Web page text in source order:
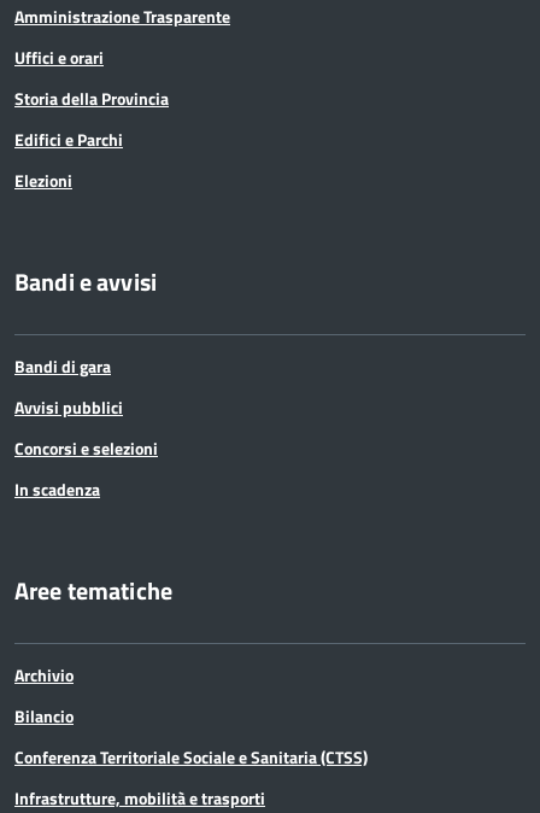
Amministrazione Trasparente
Uffici e orari
Storia della Provincia
Edifici e Parchi
Elezioni
Bandi e avvisi
Bandi di gara
Avvisi pubblici
Concorsi e selezioni
In scadenza
Aree tematiche
Archivio
Bilancio
Conferenza Territoriale Sociale e Sanitaria (CTSS)
Infrastrutture, mobilità e trasporti